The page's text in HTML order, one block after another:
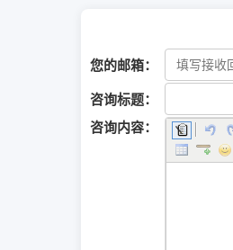
您的邮箱：
咨询标题：
咨询内容：